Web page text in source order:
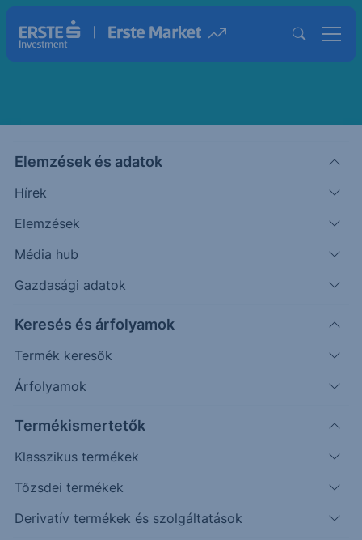
Elemzések és adatok
Hírek
Elemzések
Média hub
Gazdasági adatok
Keresés és árfolyamok
Termék keresők
Árfolyamok
Termékismertetők
Klasszikus termékek
Tőzsdei termékek
Derivatív termékek és szolgáltatások
Puppi Adrián
Szakmai vezető, BRAD